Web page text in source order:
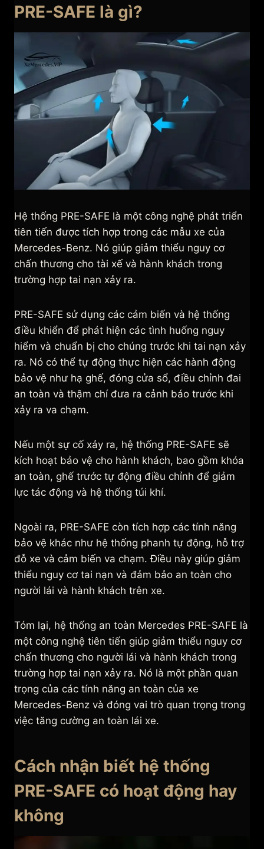
PRE-SAFE là gì?
Hệ thống PRE-SAFE là một công nghệ phát triển
tiên tiến được tích hợp trong các mẫu xe của
Mercedes-Benz. Nó giúp giảm thiểu nguy cơ
chấn thương cho tài xế và hành khách trong
trường hợp tai nạn xảy ra.
PRE-SAFE sử dụng các cảm biến và hệ thống
điều khiển để phát hiện các tình huống nguy
hiểm và chuẩn bị cho chúng trước khi tai nạn xảy
ra. Nó có thể tự động thực hiện các hành động
bảo vệ như hạ ghế, đóng cửa sổ, điều chỉnh đai
an toàn và thậm chí đưa ra cảnh báo trước khi
xảy ra va chạm.
Nếu một sự cố xảy ra, hệ thống PRE-SAFE sẽ
kích hoạt bảo vệ cho hành khách, bao gồm khóa
an toàn, ghế trước tự động điều chỉnh để giảm
lực tác động và hệ thống túi khí.
Ngoài ra, PRE-SAFE còn tích hợp các tính năng
bảo vệ khác như hệ thống phanh tự động, hỗ trợ
đỗ xe và cảm biến va chạm. Điều này giúp giảm
thiểu nguy cơ tai nạn và đảm bảo an toàn cho
người lái và hành khách trên xe.
Tóm lại, hệ thống an toàn Mercedes PRE-SAFE là
một công nghệ tiên tiến giúp giảm thiểu nguy cơ
chấn thương cho người lái và hành khách trong
trường hợp tai nạn xảy ra. Nó là một phần quan
trọng của các tính năng an toàn của xe
Mercedes-Benz và đóng vai trò quan trọng trong
việc tăng cường an toàn lái xe.
Cách nhận biết hệ thống
PRE-SAFE có hoạt động hay
không